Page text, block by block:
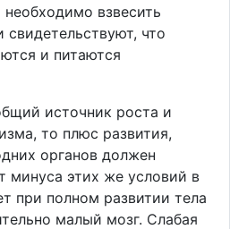
взвесить
что
и питаются
источник роста и
то плюс развития,
органов должен
минуса этих же условий в
при полном развитии тела
малый мозг. Слабая